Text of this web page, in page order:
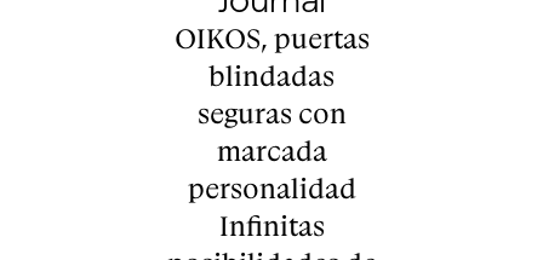
OIKOS, puertas
blindadas
seguras con
marcada
personalidad
Infinitas